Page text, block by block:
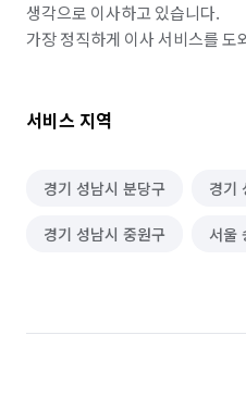
생각으로 이사하고 있습니다.
가장 정직하게 이사 서비스를
서비스 지역
경기 성남시 분당구 경기
경기 성남시 중원구 서울